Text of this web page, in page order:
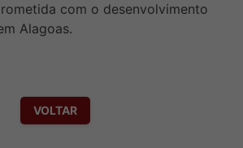
com o desenvolvimento
Alagoas.
VOLTAR